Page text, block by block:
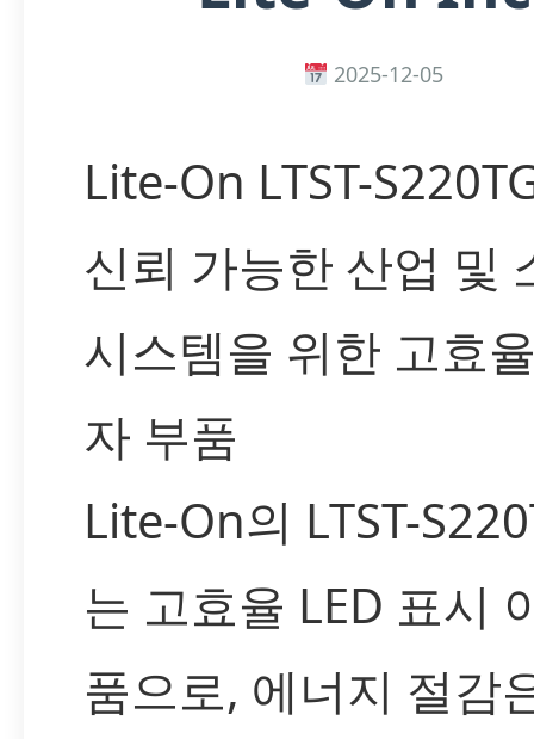
2025-12-05
Lite-On LTST-
신뢰 가능한 산업 및
시스템을 위한 고효
자 부품
Lite-On의 LTST-
는 고효율 LED 표시
품으로, 에너지 절감